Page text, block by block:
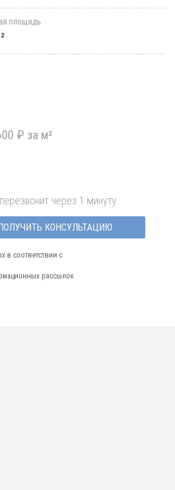
площадь
₽ за м²
через 1 минуту
КОНСУЛЬТАЦИЮ
в соответствии с
рассылок